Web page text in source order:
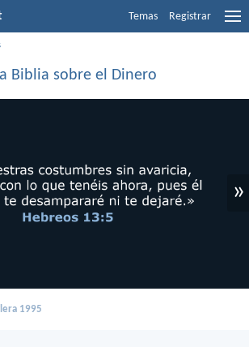
Temas Registrar
Biblia sobre el Dinero
»
1995